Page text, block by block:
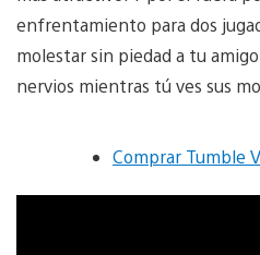
enfrentamiento para dos
molestar sin piedad a tu
nervios mientras tú ves sus
Comprar Tumble